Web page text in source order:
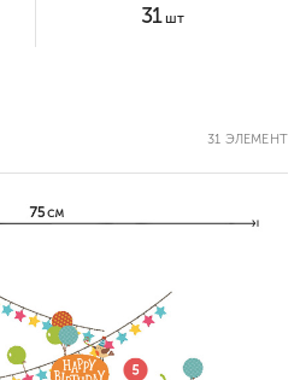
31шт
31 ЭЛЕМЕНТ